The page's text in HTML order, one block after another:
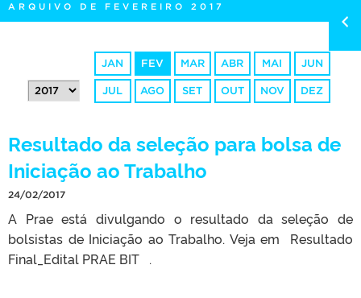
TELEFONES
ARQUIVO DE FEVEREIRO 2017
JAN FEV MAR ABR MAI JUN
JUL AGO SET OUT NOV DEZ
Resultado da seleção para bolsa de
Iniciação ao Trabalho
24/02/2017
A Prae está divulgando o resultado da seleção de
bolsistas de Iniciação ao Trabalho. Veja em Resultado
Final_Edital PRAE BIT .